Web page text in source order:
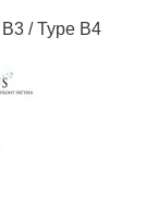
/ Type B4